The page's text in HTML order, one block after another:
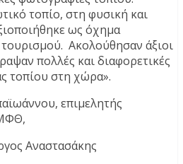
τοπίο, στη φυσική και
ως όχημα
Ακολούθησαν άξιοι
πολλές και διαφορετικές
τοπίου στη χώρα».
επιμελητής
Αναστασάκης